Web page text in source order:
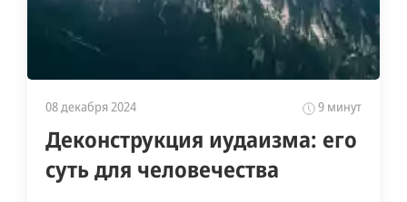
08 декабря 2024 9 минут
Деконструкция иудаизма: его
суть для человечества